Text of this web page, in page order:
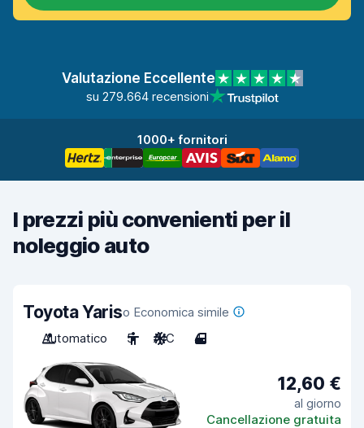
Valutazione Eccellente
su 279.664 recensioni
1000+ fornitori
I prezzi più convenienti per il
noleggio auto
Toyota Yariso Economica simile
Automatico
5 A/C 4
12,60 €
al giorno
Cancellazione gratuita